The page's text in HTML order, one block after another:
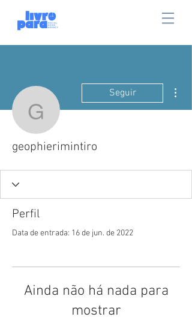
geophierimintiro
Seguir
geophierimintiro
Perfil
Data de entrada: 16 de jun. de 2022
Ainda não há nada para
mostrar